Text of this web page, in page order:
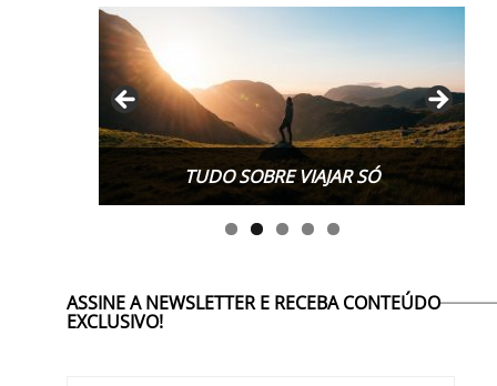
TUDO SOBRE VIAJAR SÓ
TUDO SOBRE WORK EXCHANGE
ASSINE A NEWSLETTER E RECEBA CONTEÚDO
EXCLUSIVO!